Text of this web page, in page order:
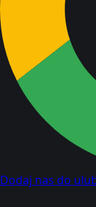
Dodaj nas do